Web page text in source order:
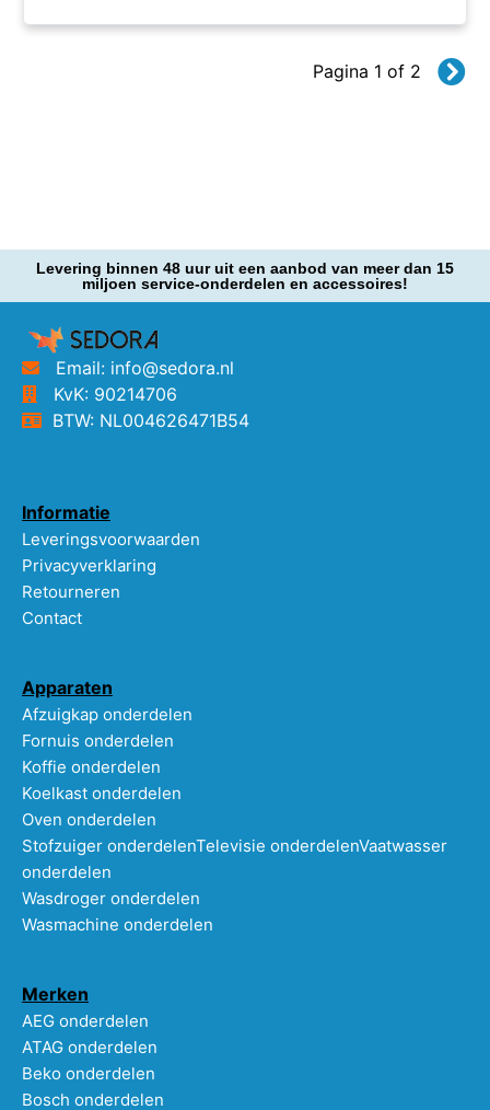
Pagina 1 of 2
Levering binnen 48 uur uit een aanbod van meer dan 15
miljoen service-onderdelen en accessoires!
Email: info@sedora.nl
KvK: 90214706
BTW: NL004626471B54
Informatie
Leveringsvoorwaarden
Privacyverklaring
Retourneren
Contact
Apparaten
Afzuigkap onderdelen
Fornuis onderdelen
Koffie onderdelen
Koelkast onderdelen
Oven onderdelen
Stofzuiger onderdelenTelevisie onderdelenVaatwasser
onderdelen
Wasdroger onderdelen
Wasmachine onderdelen
Merken
AEG onderdelen
ATAG onderdelen
Beko onderdelen
Bosch onderdelen